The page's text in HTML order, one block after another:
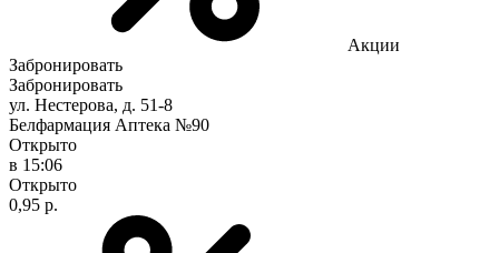
Акции
Забронировать
Забронировать
ул. Нестерова, д. 51-8
Белфармация Аптека №90
Открыто
в 15:06
Открыто
0,95 р.